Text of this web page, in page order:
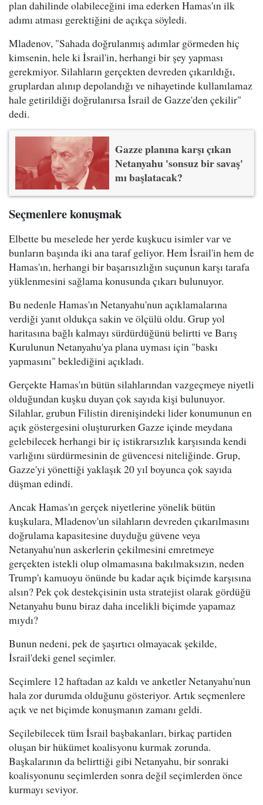
plan dahilinde olabileceğini ima ederken Hamas'ın ilk
adımı atması gerektiğini de açıkça söyledi.
Mladenov, "Sahada doğrulanmış adımlar görmeden hiç
kimsenin, hele ki İsrail'in, herhangi bir şey yapması
gerekmiyor. Silahların gerçekten devreden çıkarıldığı,
gruplardan alınıp depolandığı ve nihayetinde kullanılamaz
hale getirildiği doğrulanırsa İsrail de Gazze'den çekilir"
dedi.
Gazze planına karşı çıkan
Netanyahu 'sonsuz bir savaş'
mı başlatacak?
Seçmenlere konuşmak
Elbette bu meselede her yerde kuşkucu isimler var ve
bunların başında iki ana taraf geliyor. Hem İsrail'in hem de
Hamas'ın, herhangi bir başarısızlığın suçunun karşı tarafa
yüklenmesini sağlama konusunda çıkarı bulunuyor.
Bu nedenle Hamas'ın Netanyahu'nun açıklamalarına
verdiği yanıt oldukça sakin ve ölçülü oldu. Grup yol
haritasına bağlı kalmayı sürdürdüğünü belirtti ve Barış
Kurulunun Netanyahu'ya plana uyması için "baskı
yapmasını" beklediğini açıkladı.
Gerçekte Hamas'ın bütün silahlarından vazgeçmeye niyetli
olduğundan kuşku duyan çok sayıda kişi bulunuyor.
Silahlar, grubun Filistin direnişindeki lider konumunun en
açık göstergesini oluştururken Gazze içinde meydana
gelebilecek herhangi bir iç istikrarsızlık karşısında kendi
varlığını sürdürmesinin de güvencesi niteliğinde. Grup,
Gazze'yi yönettiği yaklaşık 20 yıl boyunca çok sayıda
düşman edindi.
Ancak Hamas'ın gerçek niyetlerine yönelik bütün
kuşkulara, Mladenov'un silahların devreden çıkarılmasını
doğrulama kapasitesine duyduğu güvene veya
Netanyahu'nun askerlerin çekilmesini emretmeye
gerçekten istekli olup olmamasına bakılmaksızın, neden
Trump'ı kamuoyu önünde bu kadar açık biçimde karşısına
alsın? Pek çok destekçisinin usta stratejist olarak gördüğü
Netanyahu bunu biraz daha incelikli biçimde yapamaz
mıydı?
Bunun nedeni, pek de şaşırtıcı olmayacak şekilde,
İsrail'deki genel seçimler.
Seçimlere 12 haftadan az kaldı ve anketler Netanyahu'nun
hala zor durumda olduğunu gösteriyor. Artık seçmenlere
açık ve net biçimde konuşmanın zamanı geldi.
Seçilebilecek tüm İsrail başbakanları, birkaç partiden
oluşan bir hükümet koalisyonu kurmak zorunda.
Başkalarının da belirttiği gibi Netanyahu, bir sonraki
koalisyonunu seçimlerden sonra değil seçimlerden önce
kurmayı seviyor.